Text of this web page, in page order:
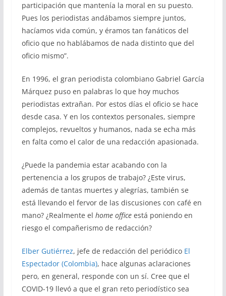
participación que mantenía la moral en su puesto.
Pues los periodistas andábamos siempre juntos,
hacíamos vida común, y éramos tan fanáticos del
oficio que no hablábamos de nada distinto que del
oficio mismo”.
En 1996, el gran periodista colombiano Gabriel García
Márquez puso en palabras lo que hoy muchos
periodistas extrañan. Por estos días el oficio se hace
desde casa. Y en los contextos personales, siempre
complejos, revueltos y humanos, nada se echa más
en falta como el calor de una redacción apasionada.
¿Puede la pandemia estar acabando con la
pertenencia a los grupos de trabajo? ¿Este virus,
además de tantas muertes y alegrías, también se
está llevando el fervor de las discusiones con café en
mano? ¿Realmente el home officeestá poniendo en
riesgo el compañerismo de redacción?
Elber Gutiérrez, jefe de redacción del periódico El
Espectador (Colombia), hace algunas aclaraciones
pero, en general, responde con un sí. Cree que el
COVID-19 llevó a que el gran reto periodístico sea